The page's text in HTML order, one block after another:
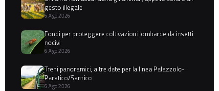
gesto illegale
6 Ago 2026
Fondi per proteggere coltivazioni lombarde da insetti
nocivi
6 Ago 2026
Treni panoramici, altre date per la linea Palazzolo-
Paratico/Sarnico
6 Ago 2026